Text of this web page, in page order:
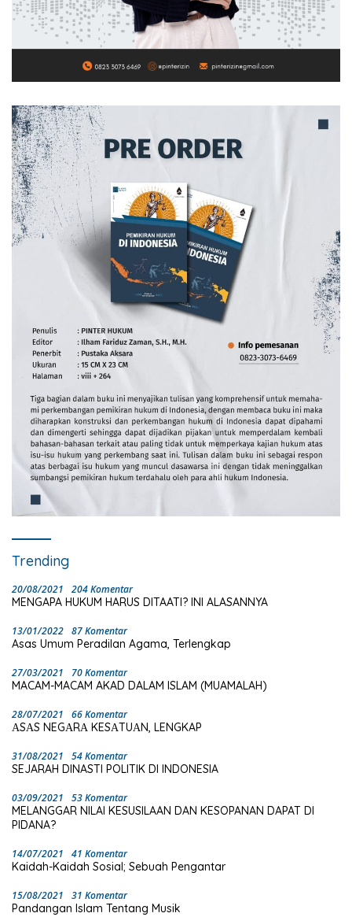
Trending
20/08/2021 204 Komentar
MENGAPA HUKUM HARUS DITAATI? INI ALASANNYA
13/01/2022 87 Komentar
Asas Umum Peradilan Agama, Terlengkap
27/03/2021 70 Komentar
MACAM-MACAM AKAD DALAM ISLAM (MUAMALAH)
28/07/2021 66 Komentar
ΑSΑS NEGΑRΑ KESΑTUΑN, LENGKAP
31/08/2021 54 Komentar
SEJARAH DINASTI POLITIK DI INDONESIA
03/09/2021 53 Komentar
MELANGGAR NILAI KESUSILAAN DAN KESOPANAN DAPAT DI
PIDANA?
14/07/2021 41 Komentar
Kaidah-Kaidah Sosial; Sebuah Pengantar
15/08/2021 31 Komentar
Pandangan Islam Tentang Musik